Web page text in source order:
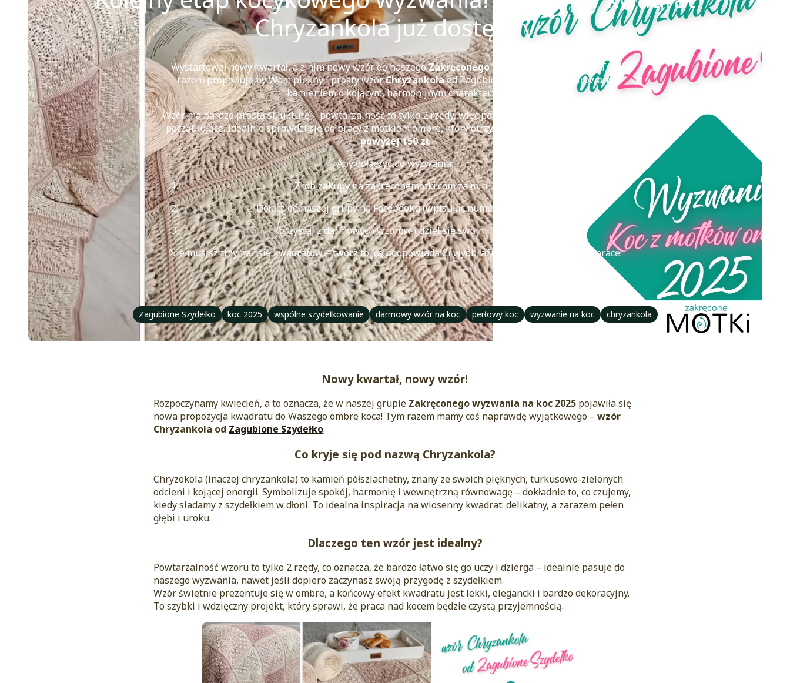
Chryzankola już dostępny
Wystartował nowy kwartał, a z nim nowy wzór do naszegoZakręconego wyzwania na koc 2025
! Tym
razem proponujemy Wam piękny i prosty wzórChryzankolaod Zagubione Szydełko – inspirowany
kamieniem o kojącym, harmonijnym charakterze.
Wzór ma bardzo prostą strukturę – powtarzalność to tylko 2 rzędy, więc poradzą sobie z nim nawet osoby
początkujące. Idealnie sprawdzi się do pracy z motkiem ombre, który otrzymujecie
powyżej 150 zł.
Aby dołączyć do wyzwania:
Zrób zakupy na zakreconemotki.com za min. 150 zł,
Dołącz do naszej grupy na Facebooku (wpisując numer zamówienia),
Korzystaj z darmowych wzorów i dziel się swoimi postępami.
Nie musisz trzymać się kwadratów – twórz to, co podpowiada Ci wyobraźnia. Czekamy na Wasze prace!
Tagi:
Zagubione Szydełko koc 2025 wspólne szydełkowanie darmowy wzór na koc perłowy koc wyzwanie na koc chryzankola
Nowy kwartał, nowy wzór!
Rozpoczynamy kwiecień, a to oznacza, że w naszej grupie Zakręconego wyzwania na koc 2025 pojawiła się
nowa propozycja kwadratu do Waszego ombre koca! Tym razem mamy coś naprawdę wyjątkowego –wzór
Chryzankola od Zagubione Szydełko.
Co kryje się pod nazwą Chryzankola?
Chryzokola (inaczej chryzankola) to kamień półszlachetny, znany ze swoich pięknych, turkusowo-zielonych
odcieni i kojącej energii. Symbolizuje spokój, harmonię i wewnętrzną równowagę – dokładnie to, co czujemy,
kiedy siadamy z szydełkiem w dłoni. To idealna inspiracja na wiosenny kwadrat: delikatny, a zarazem pełen
głębi i uroku.
Dlaczego ten wzór jest idealny?
Powtarzalność wzoru to tylko 2 rzędy, co oznacza, że bardzo łatwo się go uczy i dzierga – idealnie pasuje do
naszego wyzwania, nawet jeśli dopiero zaczynasz swoją przygodę z szydełkiem.
Wzór świetnie prezentuje się w ombre, a końcowy efekt kwadratu jest lekki, elegancki i bardzo dekoracyjny.
To szybki i wdzięczny projekt, który sprawi, że praca nad kocem będzie czystą przyjemnością.